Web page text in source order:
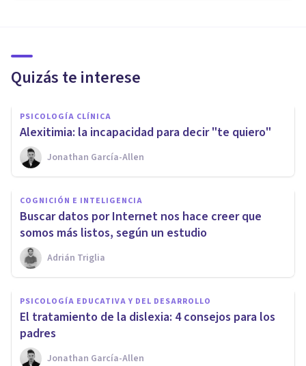
Quizás te interese
PSICOLOGÍA CLÍNICA
Alexitimia: la incapacidad para decir "te quiero"
Jonathan García-Allen
COGNICIÓN E INTELIGENCIA
Buscar datos por Internet nos hace creer que
somos más listos, según un estudio
Adrián Triglia
PSICOLOGÍA EDUCATIVA Y DEL DESARROLLO
El tratamiento de la dislexia: 4 consejos para los
padres
Jonathan García-Allen